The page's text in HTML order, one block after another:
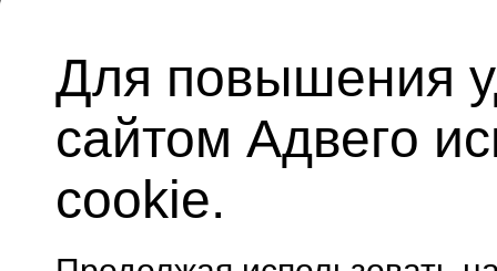
Для повышения
сайтом Адвего
cookie.